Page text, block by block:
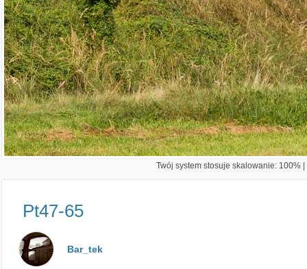
Twój system stosuje skalowanie: 100%
Pt47-65
Bar_tek